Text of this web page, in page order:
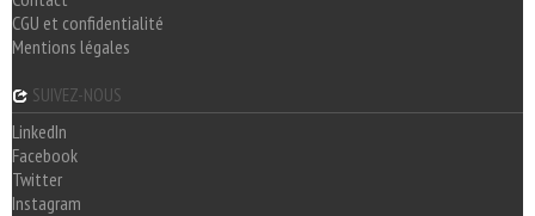
CGU et confidentialité
Mentions légales
SUIVEZ-NOUS
LinkedIn
Facebook
Twitter
Instagram